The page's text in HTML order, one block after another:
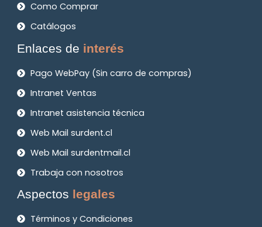
Como Comprar
Catálogos
Enlaces de interés
Pago WebPay (Sin carro de compras)
Intranet Ventas
Intranet asistencia técnica
Web Mail surdent.cl
Web Mail surdentmail.cl
Trabaja con nosotros
Aspectos legales
Términos y Condiciones